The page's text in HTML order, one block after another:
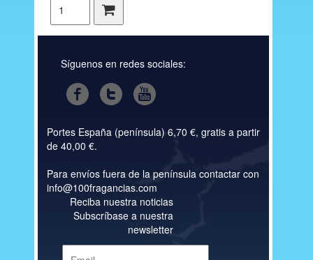
Síguenos en redes sociales:
Portes España (península) 6,70 €, gratis a partir
de 40,00 €.
Para envíos fuera de la península contactar con
info@100fragancias.com
Reciba nuestra noticias
Subscríbase a nuestra
newsletter